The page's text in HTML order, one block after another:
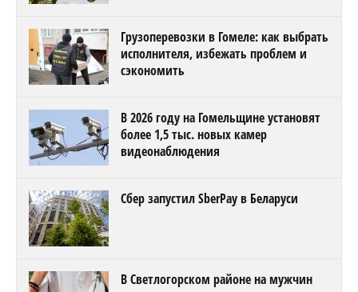
Грузоперевозки в Гомеле: как выбрать
исполнителя, избежать проблем и
сэкономить
В 2026 году на Гомельщине установят
более 1,5 тыс. новых камер
видеонаблюдения
Сбер запустил SberPay в Беларуси
В Светлогорском районе на мужчин